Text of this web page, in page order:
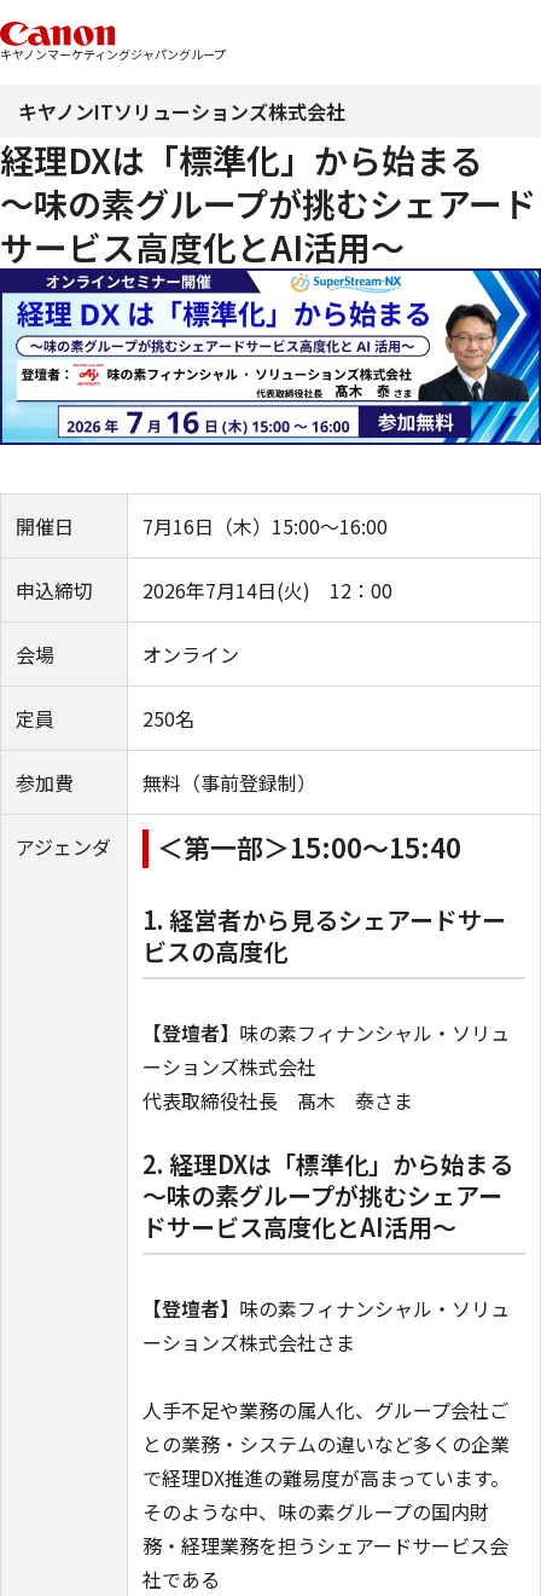
キヤノンマーケティングジャパングループ
キヤノンITソリューションズ株式会社
経理DXは「標準化」から始まる
～味の素グループが挑むシェアード
サービス高度化とAI活用～
開催日 7月16日（木）15:00～16:00
申込締切 2026年7月14日(火) 12：00
会場 オンライン
定員 250名
参加費 無料（事前登録制）
アジェンダ ＜第一部＞15:00～15:40
1. 経営者から見るシェアードサー
ビスの高度化
【登壇者】 味の素フィナンシャル・ソリュ
ーションズ株式会社
代表取締役社長 髙木 泰さま
2. 経理DXは「標準化」から始まる
～味の素グループが挑むシェアー
ドサービス高度化とAI活用～
【登壇者】 味の素フィナンシャル・ソリュ
ーションズ株式会社さま
人手不足や業務の属人化、グループ会社ご
との業務・システムの違いなど多くの企業
で経理DX推進の難易度が高まっています。
そのような中、味の素グループの国内財
務・経理業務を担うシェアードサービス会
社である